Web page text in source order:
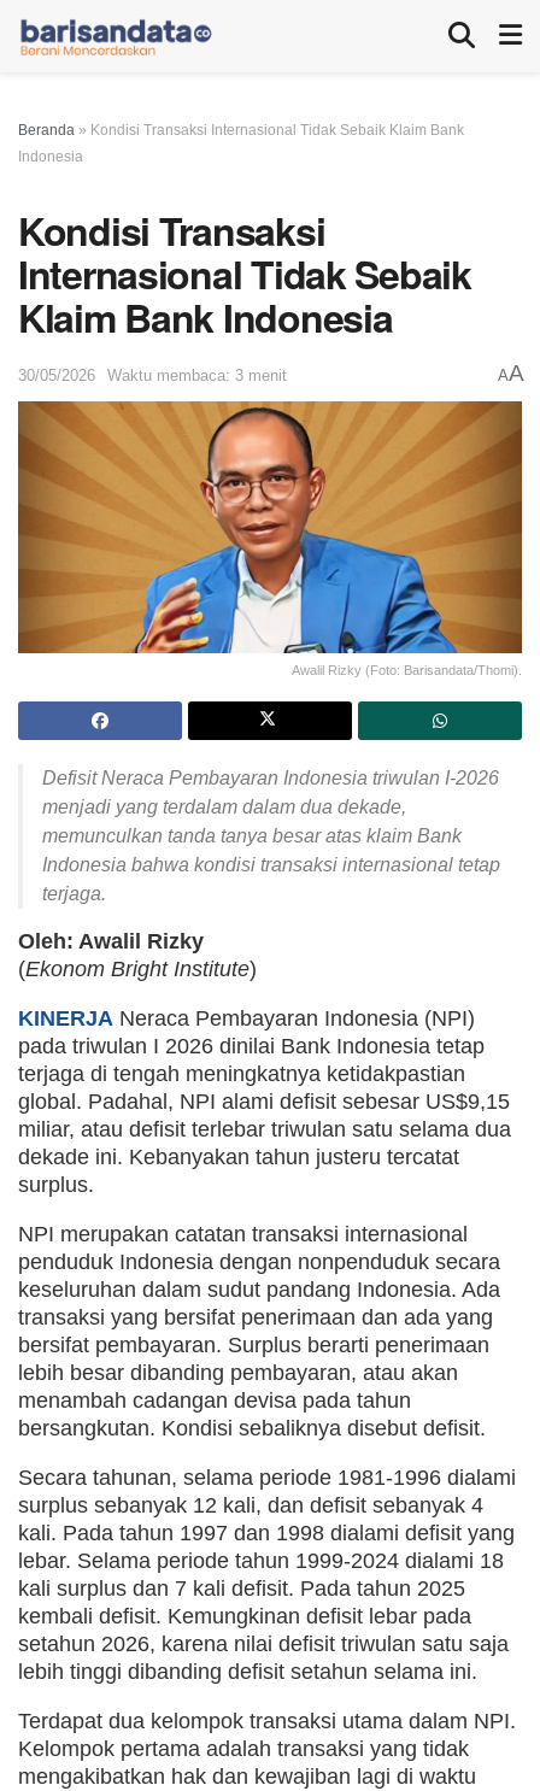
Beranda » Kondisi Transaksi Internasional Tidak Sebaik Klaim Bank
Indonesia
Kondisi Transaksi
Internasional Tidak Sebaik
Klaim Bank Indonesia
30/05/2026 Waktu membaca: 3 menit AA
Awalil Rizky (Foto: Barisandata/Thomi).
Defisit Neraca Pembayaran Indonesia triwulan I-2026
menjadi yang terdalam dalam dua dekade,
memunculkan tanda tanya besar atas klaim Bank
Indonesia bahwa kondisi transaksi internasional tetap
terjaga.
Oleh: Awalil Rizky
(Ekonom Bright Institute)
KINERJA Neraca Pembayaran Indonesia (NPI)
pada triwulan I 2026 dinilai Bank Indonesia tetap
terjaga di tengah meningkatnya ketidakpastian
global. Padahal, NPI alami defisit sebesar US$9,15
miliar, atau defisit terlebar triwulan satu selama dua
dekade ini. Kebanyakan tahun justeru tercatat
surplus.
NPI merupakan catatan transaksi internasional
penduduk Indonesia dengan nonpenduduk secara
keseluruhan dalam sudut pandang Indonesia. Ada
transaksi yang bersifat penerimaan dan ada yang
bersifat pembayaran. Surplus berarti penerimaan
lebih besar dibanding pembayaran, atau akan
menambah cadangan devisa pada tahun
bersangkutan. Kondisi sebaliknya disebut defisit.
Secara tahunan, selama periode 1981-1996 dialami
surplus sebanyak 12 kali, dan defisit sebanyak 4
kali. Pada tahun 1997 dan 1998 dialami defisit yang
lebar. Selama periode tahun 1999-2024 dialami 18
kali surplus dan 7 kali defisit. Pada tahun 2025
kembali defisit. Kemungkinan defisit lebar pada
setahun 2026, karena nilai defisit triwulan satu saja
lebih tinggi dibanding defisit setahun selama ini.
Terdapat dua kelompok transaksi utama dalam NPI.
Kelompok pertama adalah transaksi yang tidak
mengakibatkan hak dan kewajiban lagi di waktu